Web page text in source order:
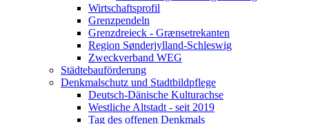
Wirtschaftsprofil
Grenzpendeln
Grenzdreieck - Grænsetrekanten
Region Sønderjylland-Schleswig
Zweckverband WEG
Städtebauförderung
Denkmalschutz und Stadtbildpflege
Deutsch-Dänische Kulturachse
Westliche Altstadt - seit 2019
Tag des offenen Denkmals